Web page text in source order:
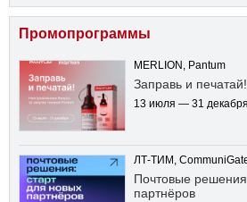
Промопрограммы
MERLION, Pantum
Заправь и печатай!
13 июля — 31 декабря
ЛТ-ТИМ,
Почтовые
партнёров